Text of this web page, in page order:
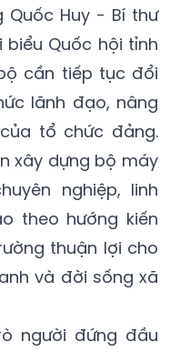
Quốc Huy - Bí thư
Quốc hội tỉnh
cần tiếp tục đổi
lãnh đạo, nâng
tổ chức đảng.
xây dựng bộ máy
nghiệp, linh
theo hướng kiến
thuận lợi cho
và đời sống xã
người đứng đầu